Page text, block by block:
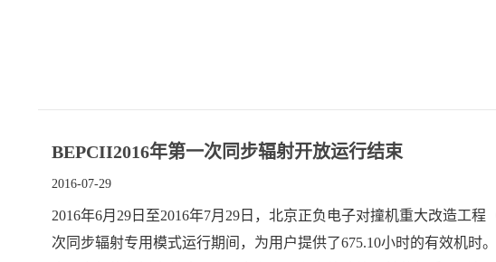
BEPCII2016年第一次同步辐射开放运行结束
2016-07-29
2016年6月29日至2016年7月29日，北京正负电子对撞机重大改造工
次同步辐射专用模式运行期间，为用户提供了675.10小时的有效机时